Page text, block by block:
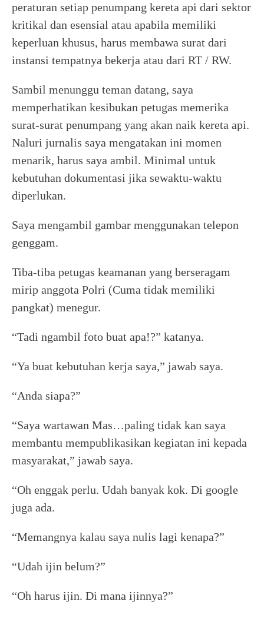
peraturan setiap penumpang kereta api dari sektor
kritikal dan esensial atau apabila memiliki
keperluan khusus, harus membawa surat dari
instansi tempatnya bekerja atau dari RT / RW.
Sambil menunggu teman datang, saya
memperhatikan kesibukan petugas memerika
surat-surat penumpang yang akan naik kereta api.
Naluri jurnalis saya mengatakan ini momen
menarik, harus saya ambil. Minimal untuk
kebutuhan dokumentasi jika sewaktu-waktu
diperlukan.
Saya mengambil gambar menggunakan telepon
genggam.
Tiba-tiba petugas keamanan yang berseragam
mirip anggota Polri (Cuma tidak memiliki
pangkat) menegur.
“Tadi ngambil foto buat apa!?” katanya.
“Ya buat kebutuhan kerja saya,” jawab saya.
“Anda siapa?”
“Saya wartawan Mas…paling tidak kan saya
membantu mempublikasikan kegiatan ini kepada
masyarakat,” jawab saya.
“Oh enggak perlu. Udah banyak kok. Di google
juga ada.
“Memangnya kalau saya nulis lagi kenapa?”
“Udah ijin belum?”
“Oh harus ijin. Di mana ijinnya?”